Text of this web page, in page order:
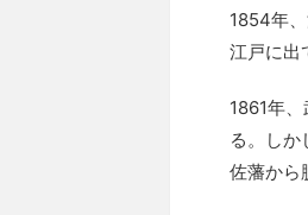
1854年
江戸に出
1861年
る。し
佐藩から